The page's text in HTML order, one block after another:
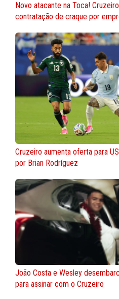
Novo atacante na Toca!
contratação de craque por
Cruzeiro aumenta oferta para
por Brian Rodríguez
João Costa e Wesley
para assinar com o Cruzeiro